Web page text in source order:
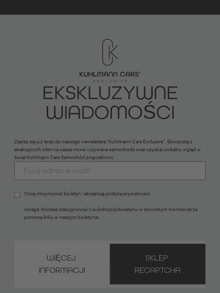
EKSKLUZYWNE
WIADOMOŚCI
Zapisz się już teraz do naszego newslettera "Kuhlmann Cars Exclusive". Skorzystaj z
atrakcyjnych ofert na nasze nowe i używane samochody oraz uzyskaj unikalny wgląd w
świat Kuhlmann Cars Samochód pogrzebowy .
Chcę otrzymywać biuletyn i akceptuję politykę prywatności.
Uwaga: Możesz zrezygnować z subskrypcji biuletynu w dowolnym momencie za
pomocą linku w naszym biuletynie.
WIĘCEJ
INFORMACJI
SKLEP
RECAPTCHA